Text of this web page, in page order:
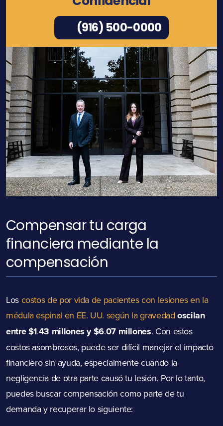
(916) 500-0000
Compensar tu carga
financiera mediante la
compensación
Los costos de por vida de pacientes con lesiones en la
médula espinal en EE. UU. según la gravedad oscilan
entre $1.43 millones y $6.07 millones. Con estos
costos asombrosos, puede ser difícil manejar el impacto
financiero sin ayuda, especialmente cuando la
negligencia de otra parte causó tu lesión. Por lo tanto,
puedes buscar compensación como parte de tu
demanda y recuperar lo siguiente: